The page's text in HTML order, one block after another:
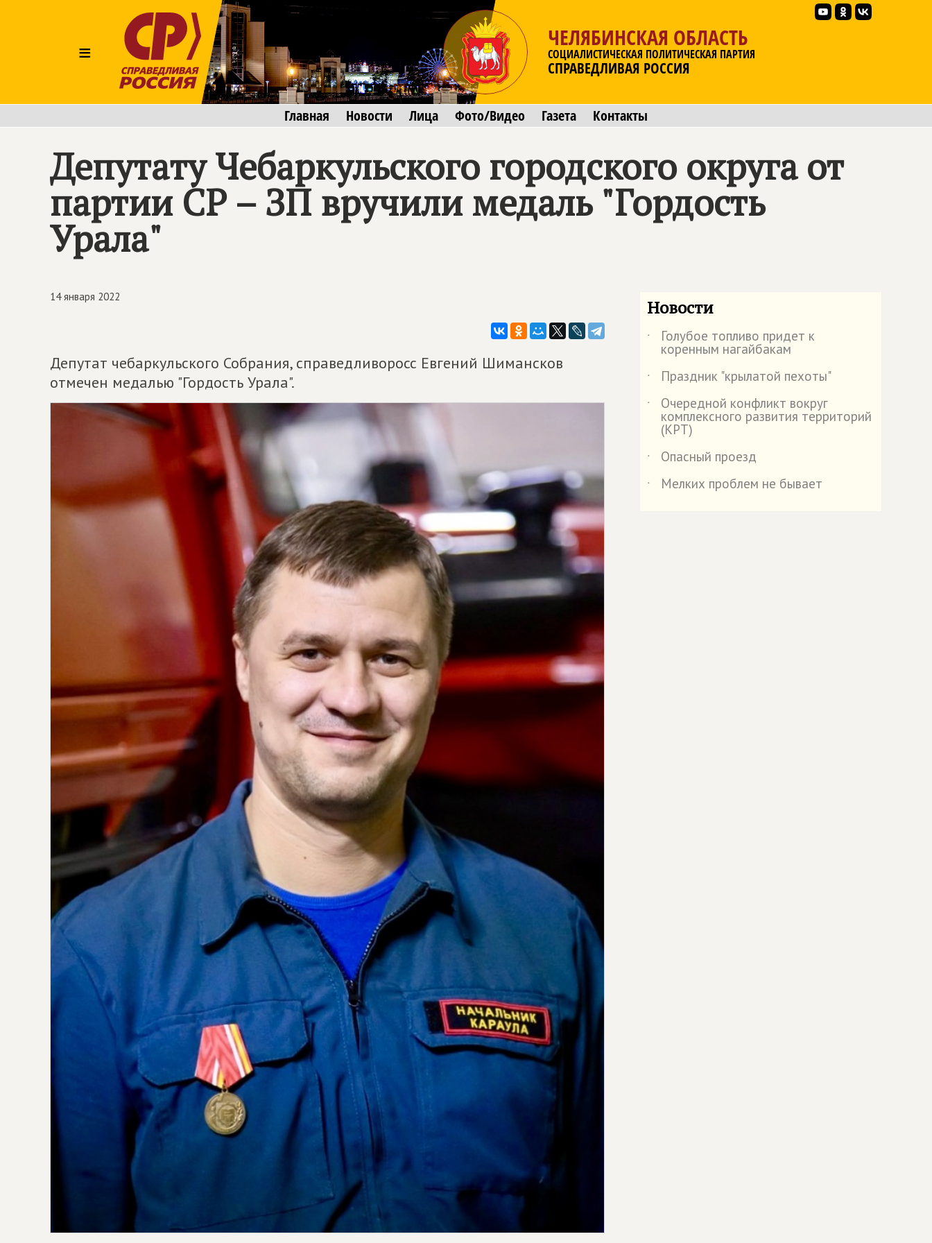
≡
ЧЕЛЯБИНСКАЯ ОБЛАСТЬ
СОЦИАЛИСТИЧЕСКАЯ ПОЛИТИЧЕСКАЯ ПАРТИЯ
СПРАВЕДЛИВАЯ РОССИЯ
Главная Новости Лица Фото/Видео Газета Контакты
Депутату Чебаркульского городского округа от
партии СР – ЗП вручили медаль "Гордость
Урала"
14 января 2022
Депутат чебаркульского Собрания, справедливоросс Евгений Шимансков
отмечен медалью "Гордость Урала".
Новости
˙ Голубое топливо придет к
коренным нагайбакам
˙
Праздник "крылатой пехоты"
˙
Очередной конфликт вокруг
комплексного развития территорий
(КРТ)
˙
Опасный проезд
˙
Мелких проблем не бывает